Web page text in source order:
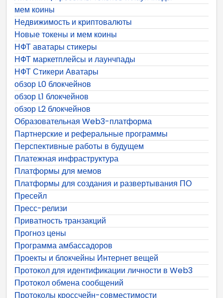
мем коины
Недвижимость и криптовалюты
Новые токены и мем коины
НФТ аватары стикеры
НФТ маркетплейсы и лаунчпады
НФТ Стикери Аватары
обзор L0 блокчейнов
обзор L1 блокчейнов
обзор L2 блокчейнов
Образовательная Web3-платформа
Партнерские и реферальные программы
Перспективные работы в будущем
Платежная инфраструктура
Платформы для мемов
Платформы для создания и развертывания ПО
Пресейл
Пресс-релизи
Приватность транзакций
Прогноз цены
Программа амбассадоров
Проекты и блокчейны Интернет вещей
Протокол для идентификации личности в Web3
Протокол обмена сообщений
Протоколы кроссчейн-совместимости